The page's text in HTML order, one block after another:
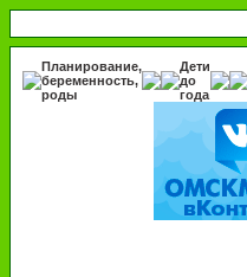
Планирование,
беременность,
роды
Дети
до
года